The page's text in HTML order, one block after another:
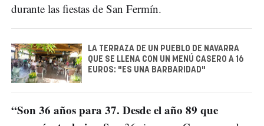
durante las fiestas de San Fermín.
LA TERRAZA DE UN PUEBLO DE NAVARRA
QUE SE LLENA CON UN MENÚ CASERO A 16
EUROS: "ES UNA BARBARIDAD"
“Son 36 años para 37. Desde el año 89 que